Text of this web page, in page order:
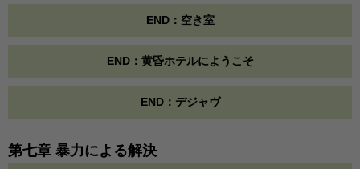
END：空き室
END：黄昏ホテルにようこそ
END：デジャヴ
第七章 暴力による解決